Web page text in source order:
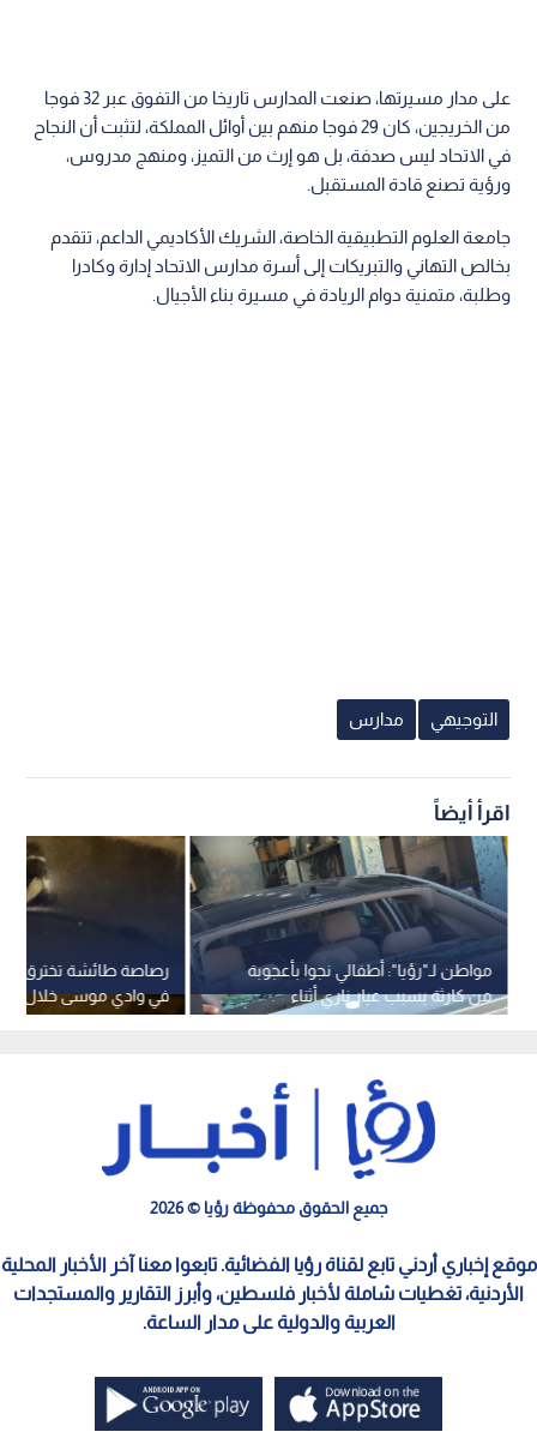
على مدار مسيرتها، صنعت المدارس تاريخا من التفوق عبر 32 فوجا
من الخريجين، كان 29 فوجا منهم بين أوائل المملكة، لتثبت أن النجاح
في الاتحاد ليس صدفة، بل هو إرث من التميز، ومنهج مدروس،
ورؤية تصنع قادة المستقبل.
جامعة العلوم التطبيقية الخاصة، الشريك الأكاديمي الداعم، تتقدم
بخالص التهاني والتبريكات إلى أسرة مدارس الاتحاد إدارة وكادرا
وطلبة، متمنية دوام الريادة في مسيرة بناء الأجيال.
التوجيهي مدارس
اقرأ أيضاً
رصاصة طائشة تخترق
في وادي موسى خلال
"التوجيهي"
مواطن لـ"رؤيا": أطفالي نجوا بأعجوبة
من كارثة بسبب عيار ناري أثناء
احتفالات التوجيهي
جميع الحقوق محفوظة رؤيا © 2026
موقع إخباري أردني تابع لقناة رؤيا الفضائية. تابعوا معنا آخر الأخبار المحلية
الأردنية، تغطيات شاملة لأخبار فلسطين، وأبرز التقارير والمستجدات
العربية والدولية على مدار الساعة.